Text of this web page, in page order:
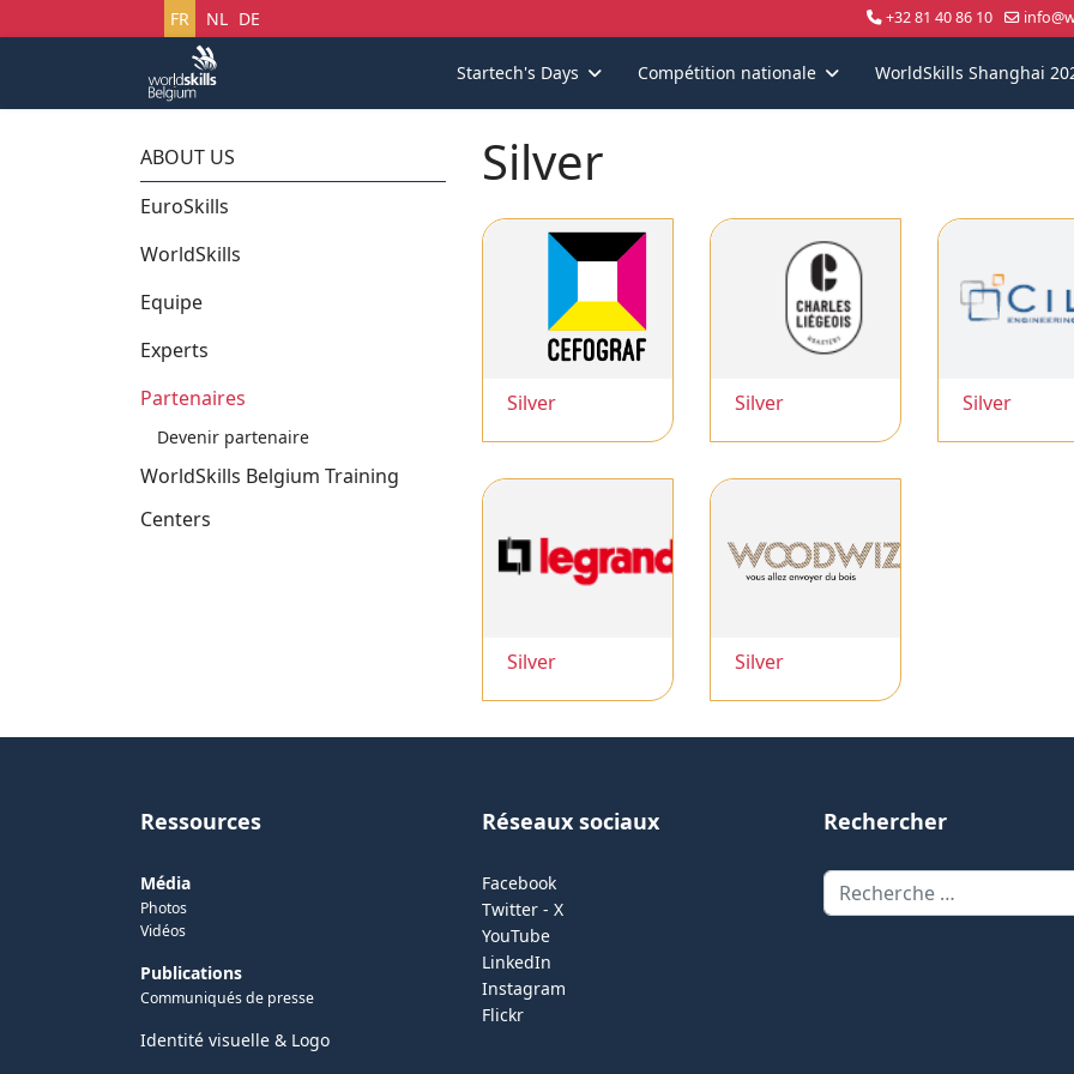
Sélectionnez votre langue
FR NL DE +32 81 40 86 10
Startech's Days Compétition nationale WorldSkills Shanghai
ABOUT US
EuroSkills
WorldSkills
Equipe
Experts
Partenaires
Devenir partenaire
WorldSkills Belgium Training
Centers
Silver
Silver Silver Silver
Silver Silver
Ressources
Média
Photos
Vidéos
Publications
Communiqués de presse
Identité visuelle & Logo
Réseaux sociaux
Facebook
Twitter - X
YouTube
LinkedIn
Instagram
Flickr
Rechercher
Rechercher